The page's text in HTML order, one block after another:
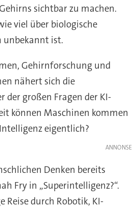
sichtbar zu machen.
viel über biologische
ist.
Gehirnforschung und
nähert sich die
der großen Fragen der KI-
können Maschinen kommen
eigentlich?
Denken bereits
Fry in „Superintelligenz?“.
durch Robotik, KI-